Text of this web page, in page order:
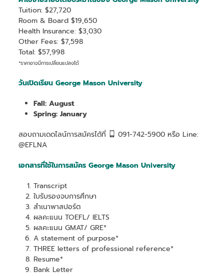
Tuition: $27,720
Room & Board $19,650
Health Insurance: $3,030
Other Fees: $7,598
Total: $57,998
*ราคาอาจมีการเปลี่ยนแปลงได้
วันเปิดเรียน George Mason University
Fall: August
Spring: January
สอบถามเดดไลน์การสมัครได้ที่
091-742-5900 หรือ Line:
@EFLNA
เอกสารที่ใช้ในการสมัคร George Mason University
Transcript
ใบรับรองจบการศึกษา
สำเนาพาสปอร์ต
ผลคะแนน TOEFL/ IELTS
ผลคะแนน GMAT/ GRE*
A statement of purpose*
THREE letters of professional reference*
Resume*
Bank Letter